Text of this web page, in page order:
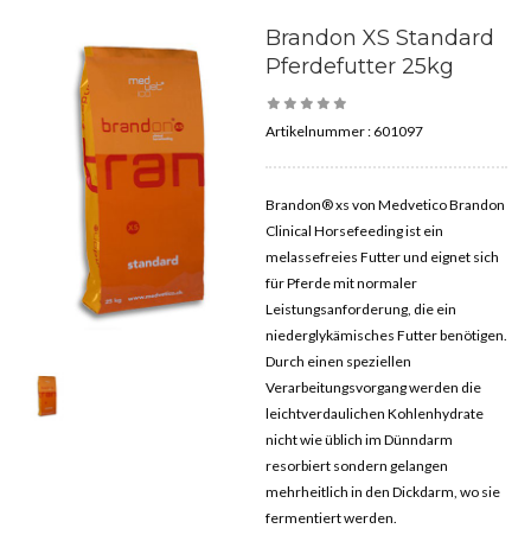
Brandon XS Standard
Pferdefutter 25kg
Artikelnummer :601097
Brandon® xs von Medvetico Brandon
Clinical Horsefeeding ist ein
melassefreies Futter und eignet sich
für Pferde mit normaler
Leistungsanforderung, die ein
niederglykämisches Futter benötigen.
Durch einen speziellen
Verarbeitungsvorgang werden die
leichtverdaulichen Kohlenhydrate
nicht wie üblich im Dünndarm
resorbiert sondern gelangen
mehrheitlich in den Dickdarm, wo sie
fermentiert werden.